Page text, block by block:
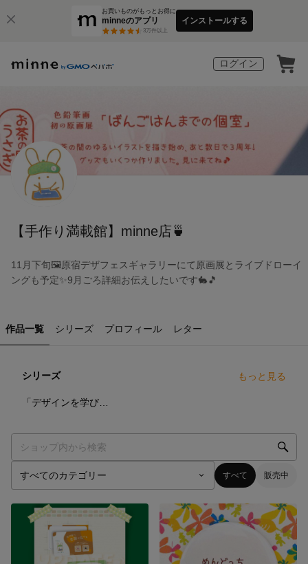
お買いものがもっとお得に
minneのアプリ
3万件以上
インストールする
ログイン
【手作り満載館】minne店🍵
11月下旬🖼️原宿デザフェスギャラリーにて原画展とライブドローイ
ングも予定✨9月ごろ詳細お伝えしたいです🐇🎵
作品一覧 シリーズ プロフィール レター
シリーズ もっと見る
すべて 販売中